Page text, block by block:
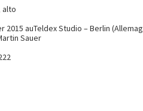
alto
2015 auTeldex Studio – Berlin
Sauer